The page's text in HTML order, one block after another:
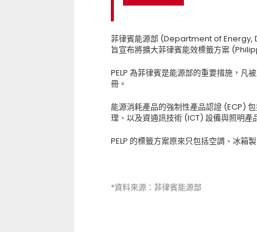
菲律賓能源部 (Department of Energy,
旨宣布將擴大菲律賓能效標籤方案
PELP 為菲律賓是能源部的重要措施，凡
冊。
能源消耗產品的強制性產品認證 (ECP)
理、以及資通訊技術 (ICT) 設備與照明產
PELP 的標籤方案原來只包括空調、冰箱
*資料來源：菲律賓能源部